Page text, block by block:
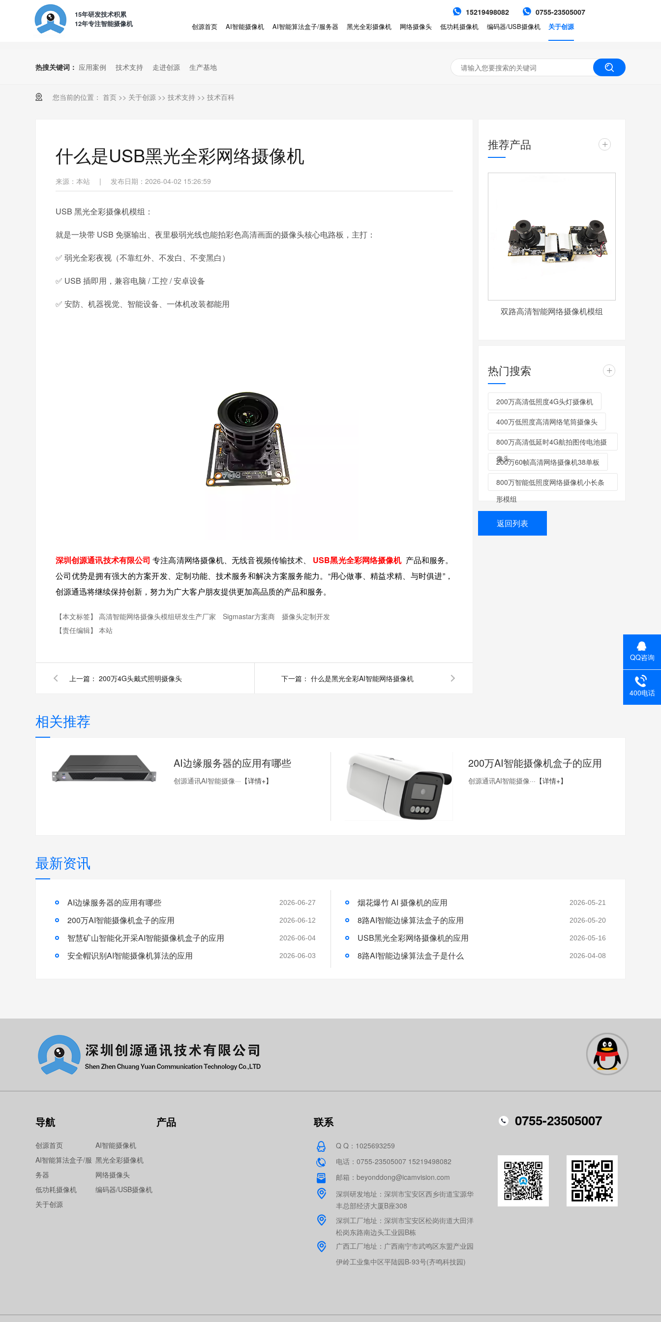
15年研发技术积累
12年专注智能摄像机
15219498082 0755-23505007
创源首页 AI智能摄像机 AI智能算法盒子/服务器 黑光全彩摄像机 网络摄像头 低功耗摄像机 编码器/USB摄像机 关于创源
热搜关键词： 应用案例 技术支持 走进创源 生产基地
您当前的位置： 首页 >> 关于创源 >> 技术支持 >> 技术百科
什么是USB黑光全彩网络摄像机
来源：本站 | 发布日期：2026-04-02 15:26:59
USB 黑光全彩摄像机模组：
就是一块带 USB 免驱输出、夜里极弱光线也能拍彩色高清画面的摄像头核心电路板，主打：
✅ 弱光全彩夜视（不靠红外、不发白、不变黑白）
✅ USB 插即用，兼容电脑 / 工控 / 安卓设备
✅ 安防、机器视觉、智能设备、一体机改装都能用
深圳创源通讯技术有限公司 专注高清网络摄像机、无线音视频传输技术、 USB黑光全彩网络摄像机 产品和服务。
公司优势是拥有强大的方案开发、定制功能、技术服务和解决方案服务能力。“用心做事、精益求精、与时俱进”，
创源通迅将继续保持创新，努力为广大客户朋友提供更加高品质的产品和服务。
【本文标签】 高清智能网络摄像头模组研发生产厂家 Sigmastar方案商
摄像头定制开发
【责任编辑】 本站
上一篇： 200万4G头戴式照明摄像头 下一篇： 什么是黑光全彩AI智能网络摄像机
推荐产品 +
双路高清智能网络摄像机模组
热门搜索 +
200万高清低照度4G头灯摄像机
400万低照度高清网络笔筒摄像头
800万高清低延时4G航拍图传电池摄
像头
200万60帧高清网络摄像机38单板
800万智能低照度网络摄像机小长条
形模组
返回列表
相关推荐
AI边缘服务器的应用有哪些
创源通讯AI智能摄像··· 【详情+】
200万AI智能摄像机盒子的应用
创源通讯AI智能摄像··· 【详情+】
最新资讯
AI边缘服务器的应用有哪些 2026-06-27
200万AI智能摄像机盒子的应用 2026-06-12
智慧矿山智能化开采AI智能摄像机盒子的应用 2026-06-04
安全帽识别AI智能摄像机算法的应用 2026-06-03
烟花爆竹 AI 摄像机的应用 2026-05-21
8路AI智能边缘算法盒子的应用 2026-05-20
USB黑光全彩网络摄像机的应用 2026-05-16
8路AI智能边缘算法盒子是什么 2026-04-08
导航
创源首页
AI智能摄像机
AI智能算法盒子/服
务器
黑光全彩摄像机
网络摄像头
低功耗摄像机
编码器/USB摄像机
关于创源
产品 联系
Q Q：1025693259
电话：0755-23505007 15219498082
邮箱：beyonddong@icamvision.com
深圳研发地址：深圳市宝安区西乡街道宝源华
丰总部经济大厦B座308
深圳工厂地址：深圳市宝安区松岗街道大田洋
松岗东路南边头工业园B栋
广西工厂地址：广西南宁市武鸣区东盟产业园
伊岭工业集中区平陆园B-93号(齐鸣科技园)
0755-23505007
QQ咨询
400电话